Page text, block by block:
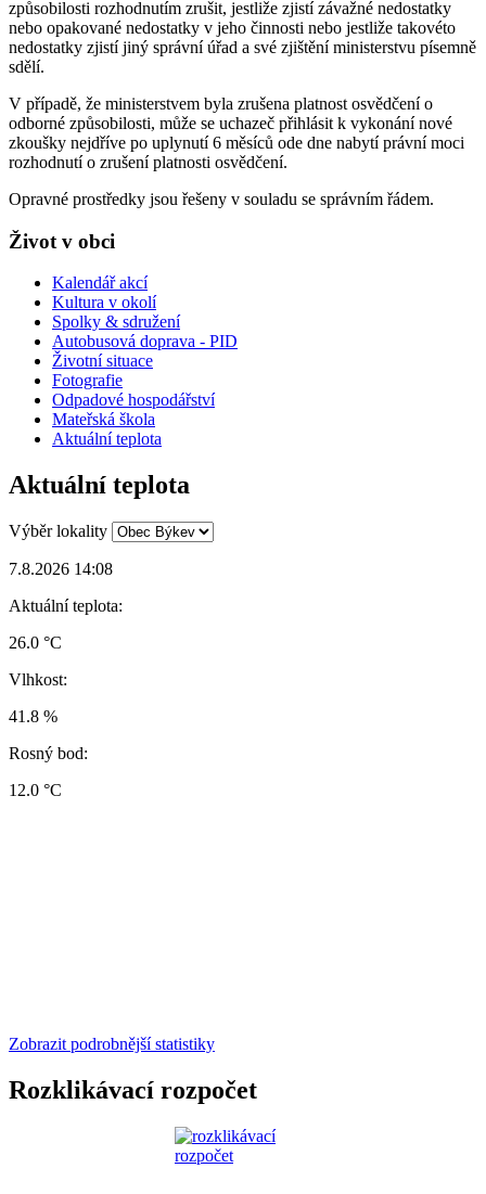
způsobilosti rozhodnutím zrušit, jestliže zjistí závažné nedostatky
nebo opakované nedostatky v jeho činnosti nebo jestliže takovéto
nedostatky zjistí jiný správní úřad a své zjištění ministerstvu písemně
sdělí.
V případě, že ministerstvem byla zrušena platnost osvědčení o
odborné způsobilosti, může se uchazeč přihlásit k vykonání nové
zkoušky nejdříve po uplynutí 6 měsíců ode dne nabytí právní moci
rozhodnutí o zrušení platnosti osvědčení.
Opravné prostředky jsou řešeny v souladu se správním řádem.
Život v obci
Kalendář akcí
Kultura v okolí
Spolky & sdružení
Autobusová doprava - PID
Životní situace
Fotografie
Odpadové hospodářství
Mateřská škola
Aktuální teplota
Aktuální teplota
Výběr lokality
7.8.2026 14:08
Aktuální teplota:
26.0 °C
Vlhkost:
41.8 %
Rosný bod:
12.0 °C
Zobrazit podrobnější statistiky
Rozklikávací rozpočet